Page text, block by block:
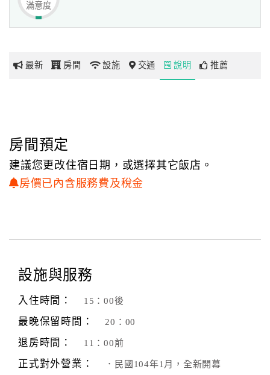
網
玩
地
圖
顧
顧
客
滿
度
訂
滿意度
最新 房間 設施 交通 說明 推薦
房間預定
建議您更改住宿日期，或選擇其它飯店。
房價已內含服務費及稅金
設施與服務
入住時間： 15：00後
最晚保留時間： 20：00
退房時間： 11：00前
正式對外營業： ．民國104年1月，全新開幕